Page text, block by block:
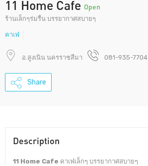
11 Home Cafe Open
ร้านเล็กๆร่มรื่น บรรยากาศสบายๆ
คาเฟ่
อ.สูงเนิน นครราชสีมา 081-935-7704
Share
Description
11 Home Cafe คาเฟ่เล็กๆ บรรยากาศสบายๆ